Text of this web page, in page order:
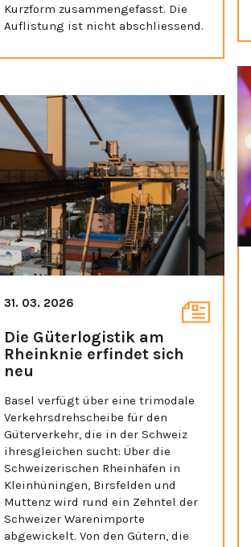
Kurzform zusammengefasst. Die
Auflistung ist nicht abschliessend.
31. 03. 2026
Die Güterlogistik am
Rheinknie erfindet sich
neu
Basel verfügt über eine trimodale
Verkehrsdrehscheibe für den
Güterverkehr, die in der Schweiz
ihresgleichen sucht: Über die
Schweizerischen Rheinhäfen in
Kleinhüningen, Birsfelden und
Muttenz wird rund ein Zehntel der
Schweizer Warenimporte
abgewickelt. Von den Gütern, die